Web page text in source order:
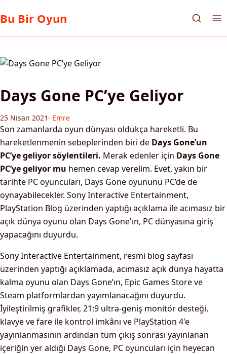
Bu Bir Oyun
Days Gone PC’ye Geliyor
25 Nisan 2021 · Emre
Son zamanlarda oyun dünyası oldukça hareketli. Bu
hareketlenmenin sebeplerinden biri de Days Gone’un
PC’ye geliyor söylentileri. Merak edenler için Days Gone
PC’ye geliyor mu hemen cevap verelim. Evet, yakın bir
tarihte PC oyuncuları, Days Gone oyununu PC’de de
oynayabilecekler. Sony Interactive Entertainment,
PlayStation Blog üzerinden yaptığı açıklama ile acımasız bir
açık dünya oyunu olan Days Gone'ın, PC dünyasına giriş
yapacağını duyurdu.
Sony Interactive Entertainment, resmi blog sayfası
üzerinden yaptığı açıklamada, acımasız açık dünya hayatta
kalma oyunu olan Days Gone’ın, Epic Games Store ve
Steam platformlardan yayımlanacağını duyurdu.
İyileştirilmiş grafikler, 21:9 ultra-geniş monitör desteği,
klavye ve fare ile kontrol imkânı ve PlayStation 4'e
yayınlanmasının ardından tüm çıkış sonrası yayınlanan
içeriğin yer aldığı Days Gone, PC oyuncuları için heyecan